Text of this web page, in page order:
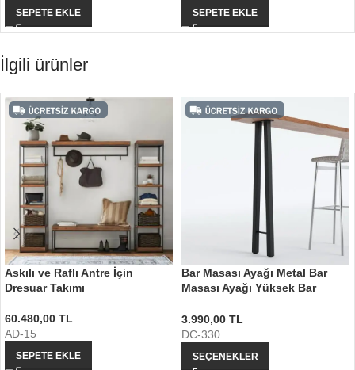
SEPETE EKLE SEPETE EKLE
İlgili ürünler
Askılı ve Raflı Antre İçin
Dresuar Takımı
60.480,00 TL
AD-15
SEPETE EKLE
Bar Masası Ayağı Metal Bar
Masası Ayağı Yüksek Bar
3.990,00 TL
DC-330
SEÇENEKLER